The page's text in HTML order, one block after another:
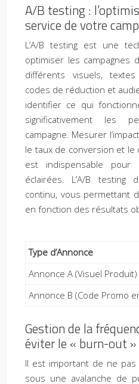
A/B testing :
service de votre
L’A/B testing est une
optimiser les campagnes
différents visuels,
codes de réduction et
identifier ce qui
significativement les
campagne. Mesurer
le taux de conversion et le
est indispensable pour
éclairées. L’A/B
continu, vous permettant
en fonction des résultats
Type d’Annonce
Annonce A (Visuel Produit)
Annonce B (Code Promo
Gestion de la
éviter le « burn-out
Il est important de ne pas
sous une avalanche de